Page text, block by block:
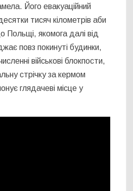
Його евакуаційний
тисяч кілометрів аби
Польщі, якомога далі від
повз покинуті будинки,
військові блокпости,
стрічку за кермом
глядачеві місце у